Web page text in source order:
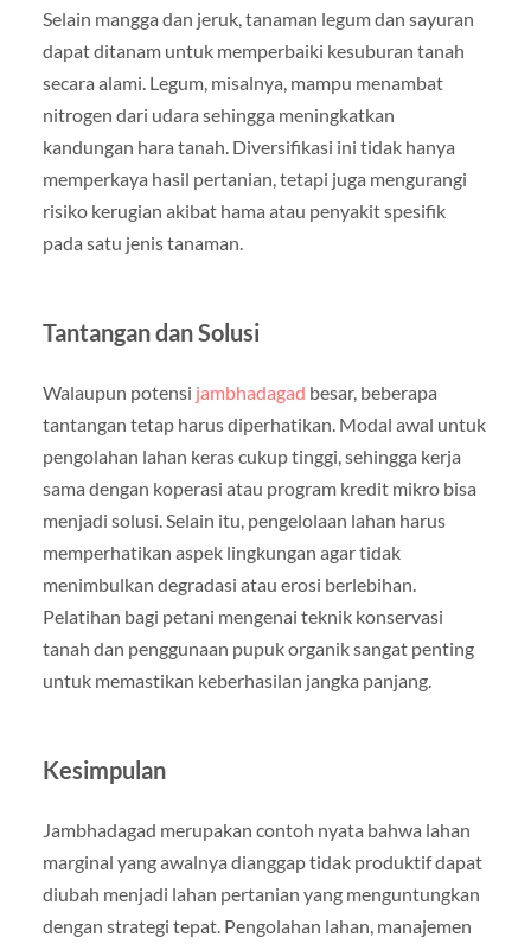
Selain mangga dan jeruk, tanaman legum dan sayuran
dapat ditanam untuk memperbaiki kesuburan tanah
secara alami. Legum, misalnya, mampu menambat
nitrogen dari udara sehingga meningkatkan
kandungan hara tanah. Diversifikasi ini tidak hanya
memperkaya hasil pertanian, tetapi juga mengurangi
risiko kerugian akibat hama atau penyakit spesifik
pada satu jenis tanaman.
Tantangan dan Solusi
Walaupun potensi jambhadagad besar, beberapa
tantangan tetap harus diperhatikan. Modal awal untuk
pengolahan lahan keras cukup tinggi, sehingga kerja
sama dengan koperasi atau program kredit mikro bisa
menjadi solusi. Selain itu, pengelolaan lahan harus
memperhatikan aspek lingkungan agar tidak
menimbulkan degradasi atau erosi berlebihan.
Pelatihan bagi petani mengenai teknik konservasi
tanah dan penggunaan pupuk organik sangat penting
untuk memastikan keberhasilan jangka panjang.
Kesimpulan
Jambhadagad merupakan contoh nyata bahwa lahan
marginal yang awalnya dianggap tidak produktif dapat
diubah menjadi lahan pertanian yang menguntungkan
dengan strategi tepat. Pengolahan lahan, manajemen